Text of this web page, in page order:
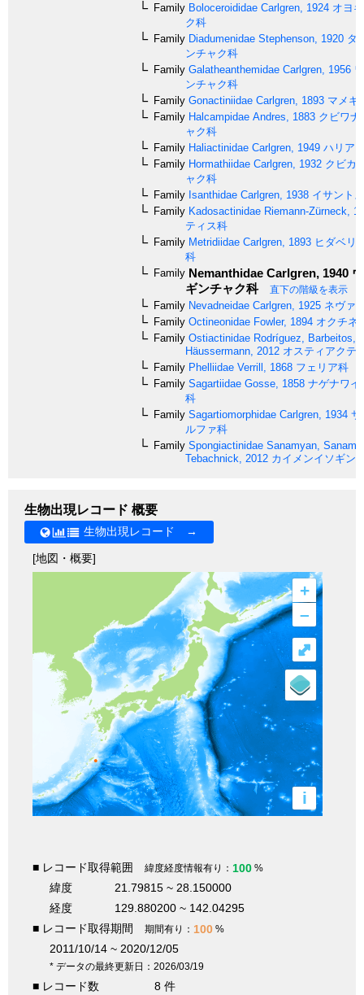
Family Boloceroididae Carlgren, 1924 オヨ
ク科
Family Diadumenidae Stephenson, 1920 タ
ンチャク科
Family Galatheanthemidae Carlgren, 1956
ンチャク科
Family Gonactiniidae Carlgren, 1893 マメギ
Family Halcampidae Andres, 1883 クビワナ
ャク科
Family Haliactinidae Carlgren, 1949 ハリア
Family Hormathiidae Carlgren, 1932 クビカ
ャク科
Family Isanthidae Carlgren, 1938 イサント
Family Kadosactinidae Riemann-Zürneck,
ティス科
Family Metridiidae Carlgren, 1893 ヒダベリ
科
Family Nemanthidae Carlgren, 1940
ギンチャク科
直下の階級を表示
Family Nevadneidae Carlgren, 1925 ネヴァ
Family Octineonidae Fowler, 1894 オクチネ
Family Ostiactinidae Rodríguez, Barbeitos,
Häussermann, 2012 オスティアクテ
Family Phelliidae Verrill, 1868 フェリア科
Family Sagartiidae Gosse, 1858 ナゲナワイ
科
Family Sagartiomorphidae Carlgren, 1934 サ
ルファ科
Family Spongiactinidae Sanamyan,
Tebachnick, 2012 カイメンイソギン
生物出現レコード 概要
生物出現レコード →
[地図・概要]
+
–
i
⤢
■ レコード取得範囲 緯度経度情報有り： 100 %
緯度
21.79815 ~ 28.150000
経度
129.880200 ~ 142.04295
■ レコード取得期間
期間有り： 100 %
2011/10/14 ~ 2020/12/05
* データの最終更新日：2026/03/19
■ レコード数 8 件